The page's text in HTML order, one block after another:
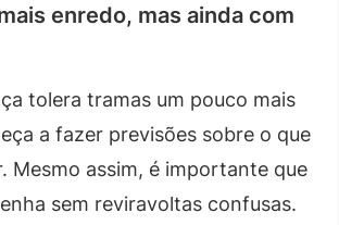
enredo, mas ainda com
tolera tramas um pouco mais
a fazer previsões sobre o que
Mesmo assim, é importante que
sem reviravoltas confusas.